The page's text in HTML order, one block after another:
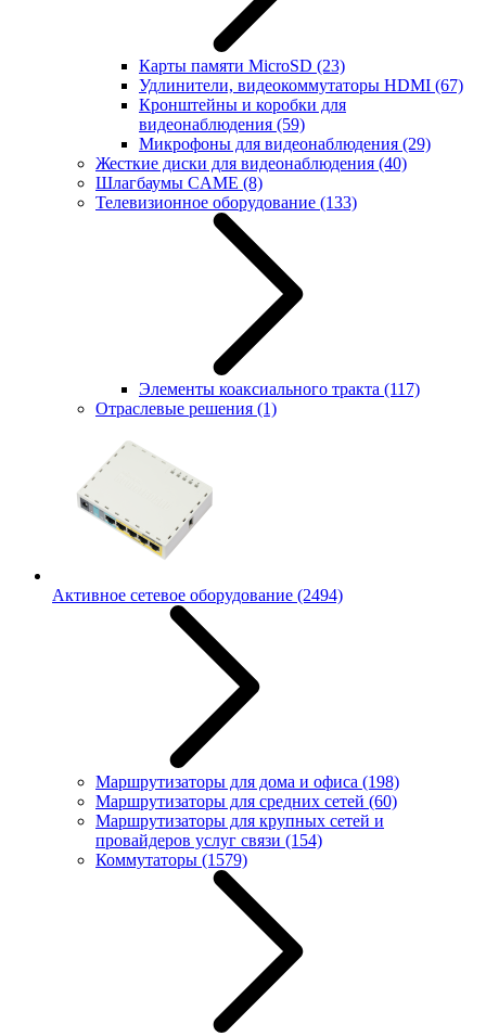
Карты памяти MicroSD (23)
Удлинители, видеокоммутаторы HDMI (67)
Кронштейны и коробки для
видеонаблюдения (59)
Микрофоны для видеонаблюдения (29)
Жесткие диски для видеонаблюдения (40)
Шлагбаумы CAME (8)
Телевизионное оборудование (133)
Элементы коаксиального тракта (117)
Отраслевые решения (1)
Активное сетевое оборудование (2494)
Маршрутизаторы для дома и офиса (198)
Маршрутизаторы для средних сетей (60)
Маршрутизаторы для крупных сетей и
провайдеров услуг связи (154)
Коммутаторы (1579)